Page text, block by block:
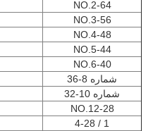
NO.2-64
NO.3-56
NO.4-48
NO.5-44
NO.6-40
شماره 8-36
شماره 10-32
NO.12-28